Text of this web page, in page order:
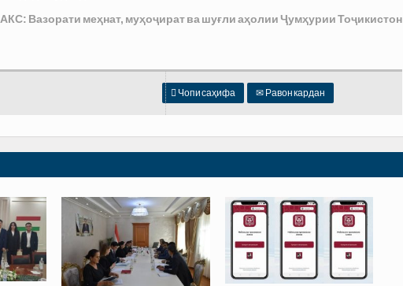
АКС: Вазорати меҳнат, муҳоҷират ва шуғли аҳолии Ҷумҳурии Тоҷикистон
 Чопи саҳифа ✉ Равон кардан